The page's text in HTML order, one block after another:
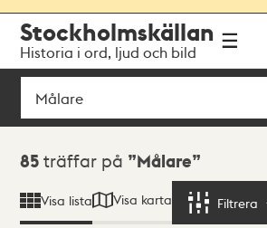
navigationen
huvudinnehållet
Stockholmskällan
Historia i ord, ljud och bild
Sök
Sökresultat
85 träffar på Målare
Visa lista Visa karta Filtrera